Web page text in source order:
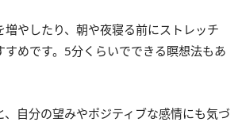
やしたり、朝や夜寝る前にストレッチ
すめです。5分くらいでできる瞑想法もあ
自分の望みやポジティブな感情にも気づ